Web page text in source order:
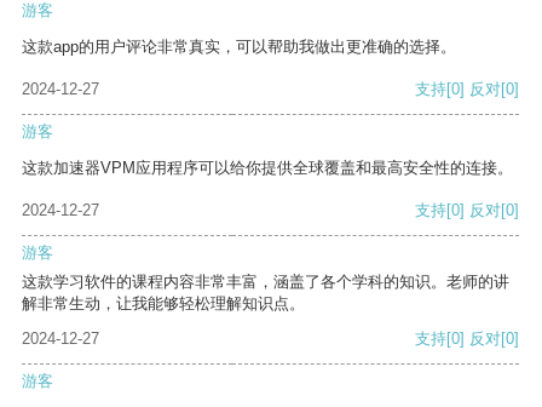
游客
这款app的用户评论非常真实，可以帮助我做出更准确的选择。
2024-12-27 支持[0] 反对[0]
游客
这款加速器VPM应用程序可以给你提供全球覆盖和最高安全性的连接。
2024-12-27 支持[0] 反对[0]
游客
这款学习软件的课程内容非常丰富，涵盖了各个学科的知识。老师的讲
解非常生动，让我能够轻松理解知识点。
2024-12-27
支持[0] 反对[0]
游客